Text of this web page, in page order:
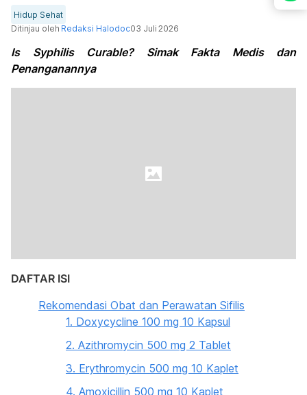
Hidup Sehat
Ditinjau oleh Redaksi Halodoc03 Juli 2026
Is Syphilis Curable? Simak Fakta Medis dan
Penanganannya
DAFTAR ISI
Rekomendasi Obat dan Perawatan Sifilis
1. Doxycycline 100 mg 10 Kapsul
2. Azithromycin 500 mg 2 Tablet
3. Erythromycin 500 mg 10 Kaplet
4. Amoxicillin 500 mg 10 Kaplet